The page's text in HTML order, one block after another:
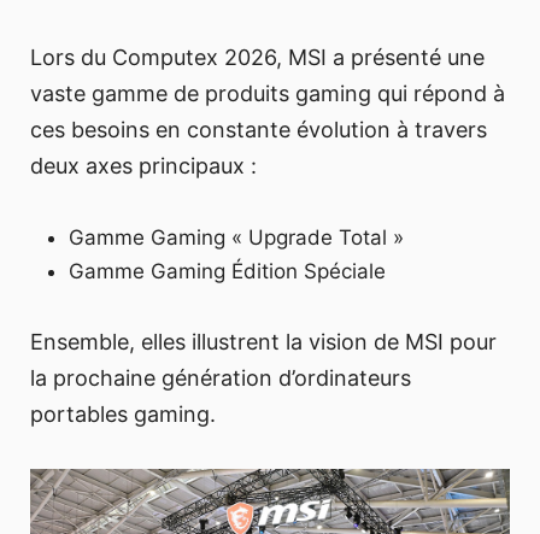
Lors du Computex 2026, MSI a présenté une
vaste gamme de produits gaming qui répond à
ces besoins en constante évolution à travers
deux axes principaux :
Gamme Gaming « Upgrade Total »
Gamme Gaming Édition Spéciale
Ensemble, elles illustrent la vision de MSI pour
la prochaine génération d’ordinateurs
portables gaming.